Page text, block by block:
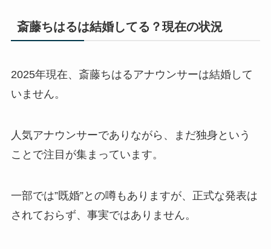
斎藤ちはるは結婚してる？現在の状況
2025年現在、斎藤ちはるアナウンサーは結婚して
いません。
人気アナウンサーでありながら、まだ独身という
ことで注目が集まっています。
一部では”既婚”との噂もありますが、正式な発表は
されておらず、事実ではありません。